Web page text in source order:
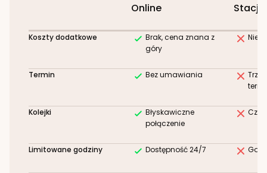
Online
Koszty dodatkowe
Brak, cena znana z
góry
Termin Bez umawiania
Kolejki
Błyskawiczne
połączenie
Limitowane godziny Dostępność 24/7